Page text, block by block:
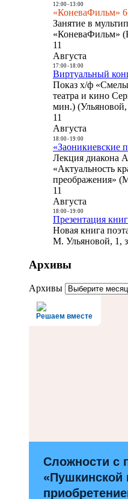
12:00- 13:00
«КоневаФильм»
Занятие в
«КоневаФильм»
11
Августа
17:00- 18:00
Виртуальный
Показ х/ф
театра и кино
мин.)
11
Августа
18:00- 19:00
«Заоникиевские
Лекция диакона
«Актуальность
преображения»
11
Августа
18:00- 19:00
Презентация
Новая книга
М. Ульяновой, 1,
Архивы
Архивы
Решаем вместе
Сложности с
«Пушкинской